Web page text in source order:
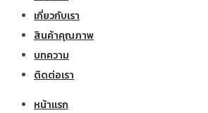
เกี่ยวกับเรา
สินค้าคุณภาพ
บทความ
ติดต่อเรา
หน้าแรก